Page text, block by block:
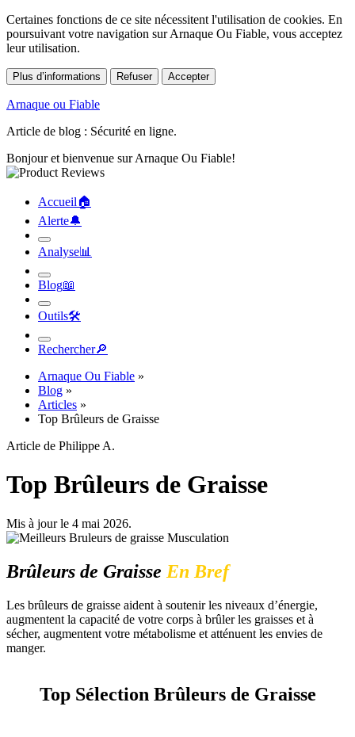
Certaines fonctions de ce site nécessitent l'utilisation de cookies. En
poursuivant votre navigation sur Arnaque Ou Fiable, vous acceptez
leur utilisation.
Plus d’informations Refuser Accepter
Arnaque ou Fiable
Article de blog : Sécurité en ligne.
Bonjour et bienvenue sur Arnaque Ou Fiable!
Accueil🏠︎
Alerte🔔︎
Analyse📊︎
Blog📖︎
Outils🛠︎
Rechercher🔎︎
Arnaque Ou Fiable »
Blog »
Articles »
Top Brûleurs de Graisse
Article de Philippe A.
Top Brûleurs de Graisse
Mis à jour le 4 mai 2026.
Brûleurs de Graisse En Bref
Les brûleurs de graisse aident à soutenir les niveaux d’énergie,
augmentent la capacité de votre corps à brûler les graisses et à
sécher, augmentent votre métabolisme et atténuent les envies de
manger.
Top Sélection Brûleurs de Graisse